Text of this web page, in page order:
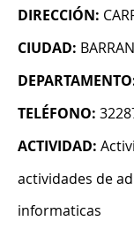
DIRECCIÓN:
CIUDAD:
TELÉFONO:
ACTIVIDAD:
actividades de
informaticas